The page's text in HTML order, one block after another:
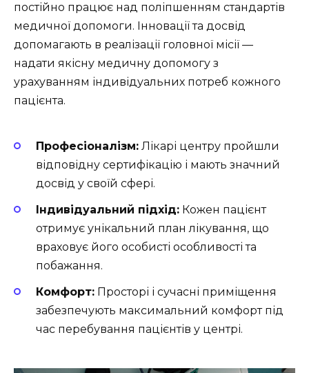
постійно працює над поліпшенням стандартів
медичної допомоги. Інновації та досвід
допомагають в реалізації головної місії —
надати якісну медичну допомогу з
урахуванням індивідуальних потреб кожного
пацієнта.
Професіоналізм: Лікарі центру пройшли
відповідну сертифікацію і мають значний
досвід у своїй сфері.
Індивідуальний підхід: Кожен пацієнт
отримує унікальний план лікування, що
враховує його особисті особливості та
побажання.
Комфорт: Просторі і сучасні приміщення
забезпечують максимальний комфорт під
час перебування пацієнтів у центрі.